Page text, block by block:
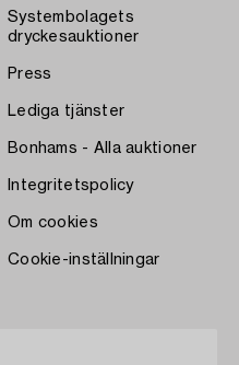
Systembolagets
dryckesauktioner
Press
Lediga tjänster
Bonhams - Alla auktioner
Integritetspolicy
Om cookies
Cookie-inställningar